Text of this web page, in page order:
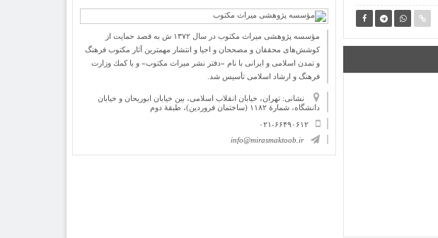
مؤسسه پژوهشی میراث مكتوب در سال ۱۳۷۲ ش به قصد حمایت از
كوشش‌های محققان و مصححان و احیا و انتشار مهمترین آثار مكتوب فرهنگ
و تمدن اسلامی و ایرانی با نام «دفتر نشر میراث مكتوب» و با كمك وزارت
فرهنگ و ارشاد اسلامی تأسیس شد.
نشانی: تهران، خیابان انقلاب اسلامی، بین خیابان ابوریحان و خیابان
دانشگاه، شمارۀ ۱۱۸۲ (ساختمان فروردین)، طبقۀ دوم
۰۲۱-۶۶۴۹۰۶۱۲
info@mirasmaktoob.ir